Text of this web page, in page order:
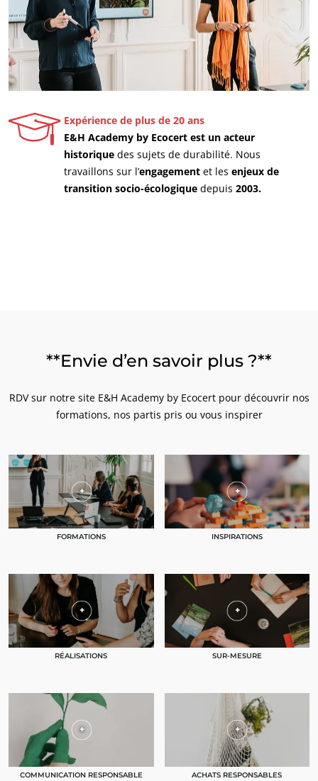
Progresser avec nos équipes
S’investir pour notre environnement
Innover avec notre écosystème
Expérience de plus de 20 ans
E&H Academy by Ecocert est un acteur
historique des sujets de durabilité. Nous
travaillons sur l’engagement et les enjeux de
transition socio-écologique depuis 2003.
**Envie d’en savoir plus ?**​
RDV sur notre site E&H Academy by Ecocert pour découvrir nos
formations, nos partis pris ou vous inspirer
FORMATIONS INSPIRATIONS
RÉALISATIONS SUR-MESURE
COMMUNICATION RESPONSABLE ACHATS RESPONSABLES